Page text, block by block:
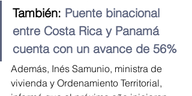
También: Puente binacional
entre Costa Rica y Panamá
cuenta con un avance de 56%
Además, Inés Samunio, ministra de
vivienda y Ordenamiento Territorial,